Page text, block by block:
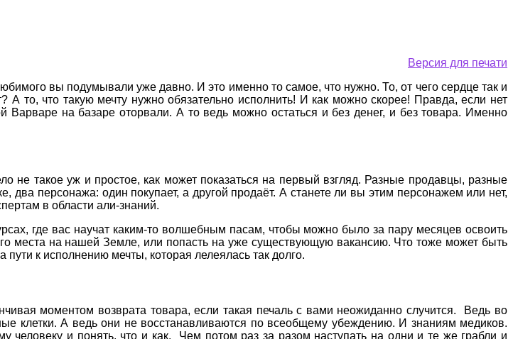
Версия для печати
вы подумывали уже давно. И это именно то самое, что нужно. То, от чего сердце так и
А то, что такую мечту нужно обязательно исполнить! И как можно скорее! Правда, если нет
на базаре оторвали. А то ведь можно остаться и без денег, и без товара. Именно
не такое уж и простое, как может показаться на первый взгляд. Разные продавцы, разные
два персонажа: один покупает, а другой продаёт. А станете ли вы этим персонажем или нет,
в области али-знаний.
где вас научат каким-то волшебным пасам, чтобы можно было за пару месяцев освоить
места на нашей Земле, или попасть на уже существующую вакансию. Что тоже может быть
к исполнению мечты, которая лелеялась так долго.
моментом возврата товара, если такая печаль с вами неожиданно случится. Ведь во
клетки. А ведь они не восстанавливаются по всеобщему убеждению. И знаниям медиков.
и понять, что и как. Чем потом раз за разом наступать на одни и те же грабли и